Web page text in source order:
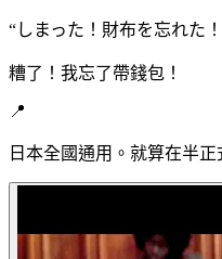
“しまった！財布を忘れた！
糟了！我忘了帶錢包！
📍
日本全國通用。就算在半正